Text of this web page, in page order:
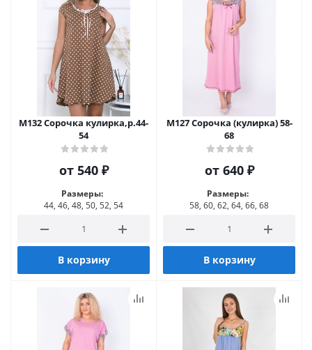
М132 Сорочка кулирка,р.44-
54
от 540 ₽
Размеры:
44, 46, 48, 50, 52, 54
В корзину
М127 Сорочка (кулирка) 58-
68
от 640 ₽
Размеры:
58, 60, 62, 64, 66, 68
В корзину